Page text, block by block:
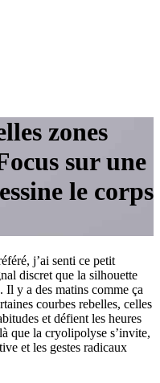
zones
sur une
le corps
j’ai senti ce petit
discret que la silhouette
Il y a des matins comme ça
courbes rebelles, celles
et défient les heures
que la cryolipolyse s’invite,
et les gestes radicaux